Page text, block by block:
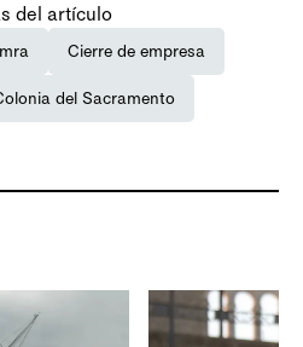
del artículo
Cierre de empresa
del Sacramento